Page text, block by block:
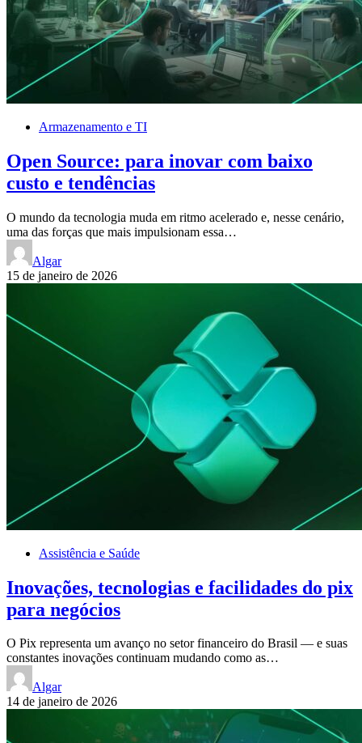
Armazenamento e TI
Open Source: para inovar com baixo
custo e tendências
O mundo da tecnologia muda em ritmo acelerado e, nesse cenário,
uma das forças que mais impulsionam essa…
Algar
15 de janeiro de 2026
Assistência e Saúde
Inovações, tecnologias e facilidades do pix
para negócios
O Pix representa um avanço no setor financeiro do Brasil — e suas
constantes inovações continuam mudando como as…
Algar
14 de janeiro de 2026